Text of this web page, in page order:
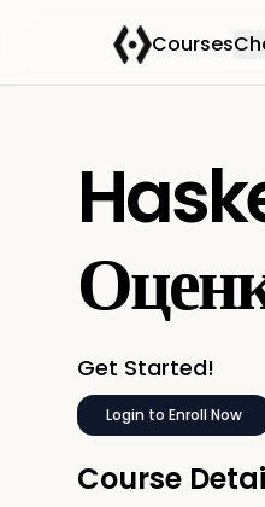
Courses
Get Started!
Login to Enroll Now
Course